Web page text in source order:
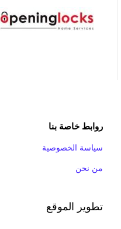
روابط خاصة بنا
سياسة الخصوصية
من نحن
تطوير الموقع